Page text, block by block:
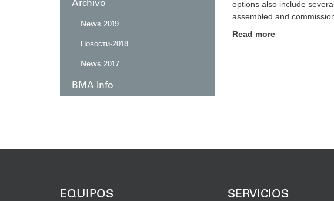
Automation
Servicios posventa
News 2019
Новости-2018
News 2017
BMA Info
options also include
assembled and
Read more
EQUIPOS SERVICIOS